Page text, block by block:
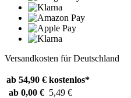
Versandkosten für Deutschland
ab 54,90 € kostenlos*
ab 0,00 € 5,49 €